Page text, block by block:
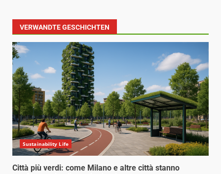
VERWANDTE GESCHICHTEN
Sustainability Life
Città più verdi: come Milano e altre città stanno